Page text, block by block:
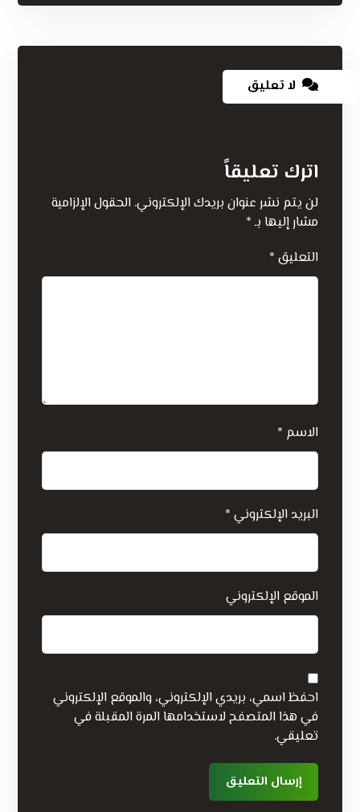
لا تعليق
اترك تعليقاً
لن يتم نشر عنوان بريدك الإلكتروني. الحقول الإلزامية
مشار إليها بـ*
التعليق *
الاسم *
البريد الإلكتروني *
الموقع الإلكتروني
احفظ اسمي، بريدي الإلكتروني، والموقع الإلكتروني
في هذا المتصفح لاستخدامها المرة المقبلة في
تعليقي.
إرسال التعليق